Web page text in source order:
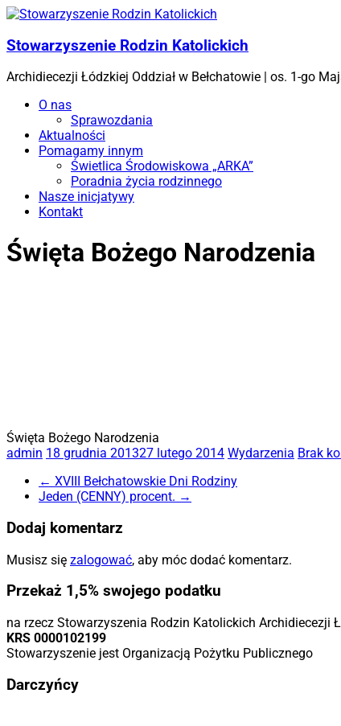
Skip
content
Stowarzyszenie Rodzin Katolickich
Archidiecezji Łódzkiej Oddział w Bełchatowie | os. 1-go
Menu
O nas
Sprawozdania
Aktualności
Pomagamy innym
Świetlica Środowiskowa „ARKA”
Poradnia życia rodzinnego
Nasze inicjatywy
Kontakt
Święta Bożego Narodzenia
Święta Bożego Narodzenia
admin 18 grudnia 201327 lutego 2014 Wydarzenia Brak
← XVIII Bełchatowskie Dni Rodziny
Jeden (CENNY) procent. →
Dodaj komentarz
Musisz się zalogować, aby móc dodać komentarz.
Przekaż 1,5% swojego podatku
na rzecz Stowarzyszenia Rodzin Katolickich Archidiecezji
KRS 0000102199
Stowarzyszenie jest Organizacją Pożytku Publicznego
Darczyńcy